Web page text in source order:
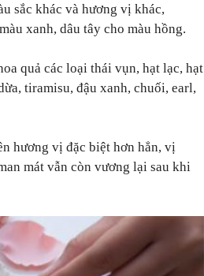
sắc khác và hương vị khác,
xanh, dâu tây cho màu hồng.
quả các loại thái vụn, hạt lạc, hạt
tiramisu, đậu xanh, chuối, earl,
hương vị đặc biệt hơn hẳn, vị
mát vẫn còn vương lại sau khi